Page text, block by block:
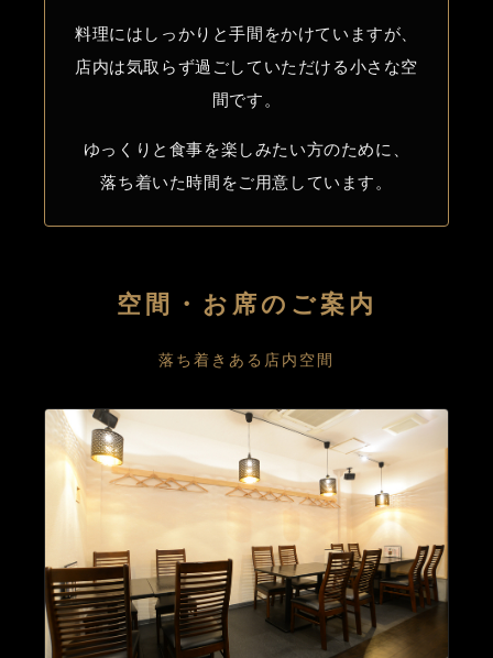
料理にはしっかりと手間をかけていますが、
店内は気取らず過ごしていただける小さな空
間です。
ゆっくりと食事を楽しみたい方のために、
落ち着いた時間をご用意しています。
空間・お席のご案内
落ち着きある店内空間